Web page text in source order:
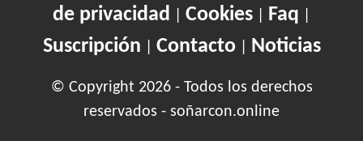
de privacidad
Cookies Faq
Suscripción Contacto| Noticias
© Copyright 2026 - Todos los derechos
reservados - soñarcon.online